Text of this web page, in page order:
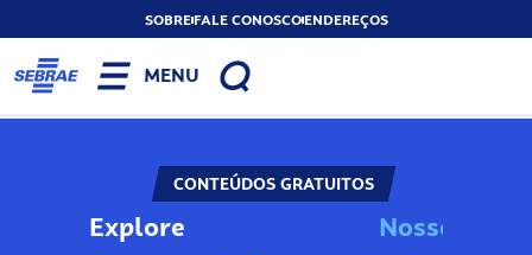
SOBREFALE CONOSCOENDEREÇOS
MENU
CONTEÚDOS GRATUITOS
Explore No